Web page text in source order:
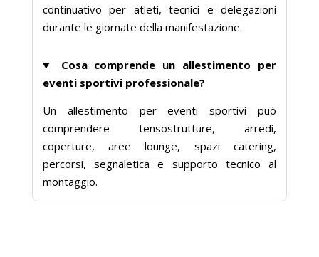
continuativo per atleti, tecnici e delegazioni
durante le giornate della manifestazione.
Cosa comprende un allestimento per
eventi sportiviprofessionale?
Un allestimento per eventi sportivi può
comprendere tensostrutture, arredi,
coperture, aree lounge, spazi catering,
percorsi, segnaletica e supporto tecnico al
montaggio.